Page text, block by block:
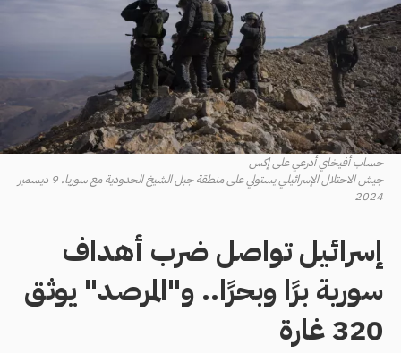
حساب أفيخاي أدرعي على إكس
جيش الاحتلال الإسرائيلي يستولي على منطقة جبل الشيخ الحدودية مع سوريا، 9 ديسمبر
2024
إسرائيل تواصل ضرب أهداف
سورية برًا وبحرًا.. و"المرصد" يوثق
320 غارة